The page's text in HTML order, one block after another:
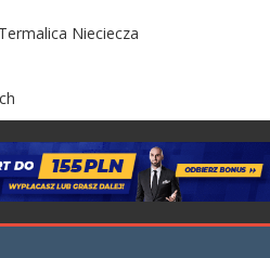
Nieciecza